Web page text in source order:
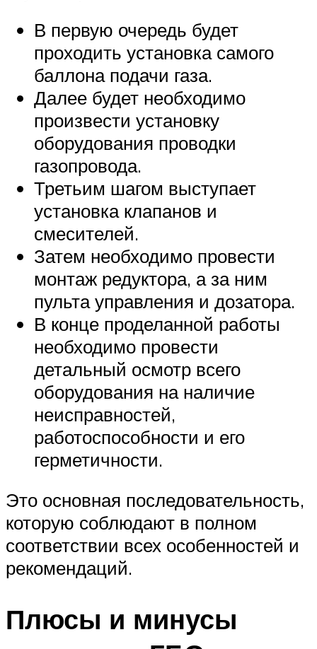
В первую очередь будет
проходить установка самого
баллона подачи газа.
Далее будет необходимо
произвести установку
оборудования проводки
газопровода.
Третьим шагом выступает
установка клапанов и
смесителей.
Затем необходимо провести
монтаж редуктора, а за ним
пульта управления и дозатора.
В конце проделанной работы
необходимо провести
детальный осмотр всего
оборудования на наличие
неисправностей,
работоспособности и его
герметичности.
Это основная последовательность,
которую соблюдают в полном
соответствии всех особенностей и
рекомендаций.
Плюсы и минусы